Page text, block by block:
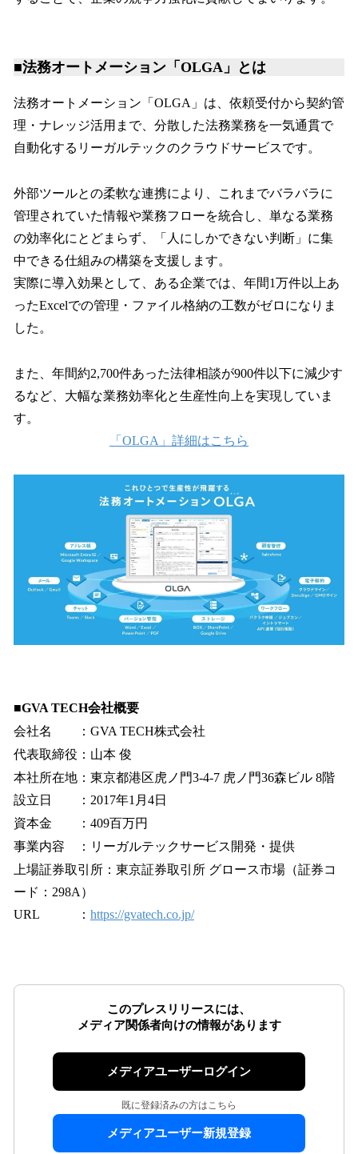
■法務オートメーション「OLGA」とは
法務オートメーション「OLGA」は、依頼受付から契約管
理・ナレッジ活用まで、分散した法務業務を一気通貫で
自動化するリーガルテックのクラウドサービスです。
外部ツールとの柔軟な連携により、これまでバラバラに
管理されていた情報や業務フローを統合し、単なる業務
の効率化にとどまらず、「人にしかできない判断」に集
中できる仕組みの構築を支援します。
実際に導入効果として、ある企業では、年間1万件以上あ
ったExcelでの管理・ファイル格納の工数がゼロになりま
した。
また、年間約2,700件あった法律相談が900件以下に減少す
るなど、大幅な業務効率化と生産性向上を実現していま
す。
「OLGA」詳細はこちら
■GVA TECH会社概要
会社名 ：GVA TECH株式会社
代表取締役：山本 俊
本社所在地：東京都港区虎ノ門3-4-7 虎ノ門36森ビル 8階
設立日 ：2017年1月4日
資本金 ：409百万円
事業内容 ：リーガルテックサービス開発・提供
上場証券取引所：東京証券取引所 グロース市場（証券コ
ード：298A）
URL ： https://gvatech.co.jp/
このプレスリリースには、
メディア関係者向けの情報があります
メディアユーザーログイン
既に登録済みの方はこちら
メディアユーザー新規登録